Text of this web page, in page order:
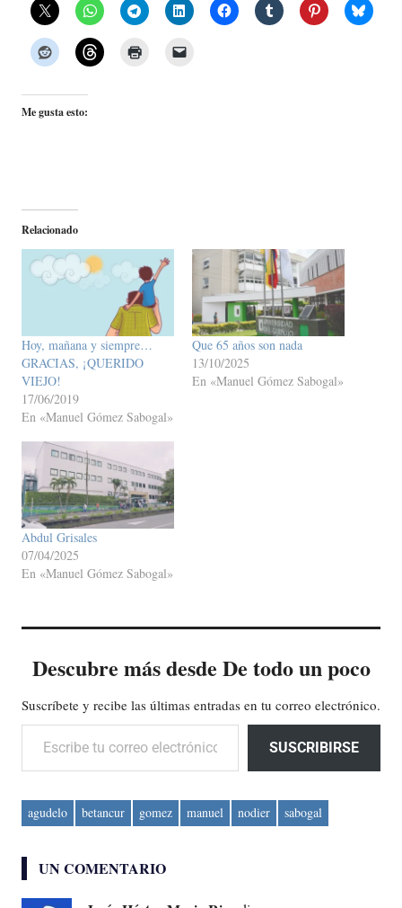
Me gusta esto:
Relacionado
Hoy, mañana y siempre…
GRACIAS, ¡QUERIDO
VIEJO!
17/06/2019
En «Manuel Gómez Sabogal»
Que 65 años son nada
13/10/2025
En «Manuel Gómez Sabogal»
Abdul Grisales
07/04/2025
En «Manuel Gómez Sabogal»
Descubre más desde De todo un poco
Suscríbete y recibe las últimas entradas en tu correo electrónico.
Escribe tu correo electrónico…
SUSCRIBIRSE
agudelo betancur gomez manuel nodier sabogal
UN COMENTARIO